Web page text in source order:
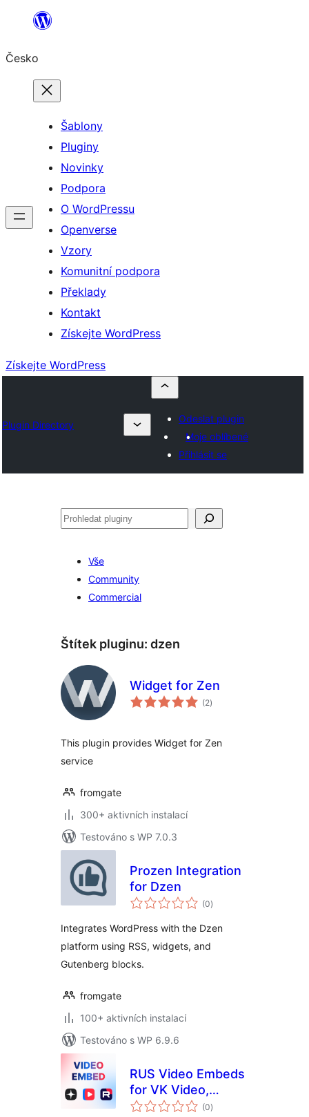
Přeskočit
obsah
Česko
Šablony
Pluginy
Novinky
Podpora
O WordPressu
Openverse
Vzory
Komunitní podpora
Překlady
Kontakt
Získejte WordPress
Získejte WordPress
Plugin Directory
Odeslat plugin
Moje oblíbené
Přihlásit se
Hledat
Vše
Community
Commercial
Štítek pluginu: dzen
Widget for Zen
(2celkové
hodnocení
)
This plugin provides Widget for Zen
service
fromgate
300+ aktivních instalací
Testováno s WP 7.0.3
Prozen Integration
for Dzen
(0celkové
hodnocení
)
Integrates WordPress with the Dzen
platform using RSS, widgets, and
Gutenberg blocks.
fromgate
100+ aktivních instalací
Testováno s WP 6.9.6
RUS Video Embeds
for VK Video,
Rutube and Dzen
(0celkové
hodnocení
)